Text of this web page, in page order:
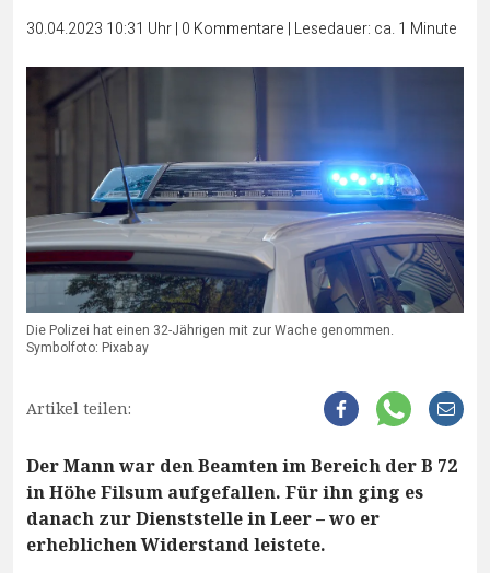
30.04.2023 10:31 Uhr| 0 Kommentare | Lesedauer: ca. 1 Minute
Die Polizei hat einen 32-Jährigen mit zur Wache genommen.
Symbolfoto: Pixabay
Artikel teilen:
Der Mann war den Beamten im Bereich der B 72
in Höhe Filsum aufgefallen. Für ihn ging es
danach zur Dienststelle in Leer – wo er
erheblichen Widerstand leistete.